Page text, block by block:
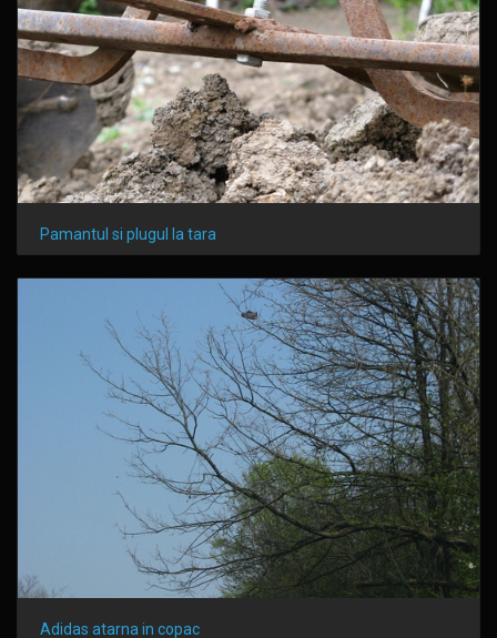
Pamantul si plugul la tara
Adidas atarna in copac